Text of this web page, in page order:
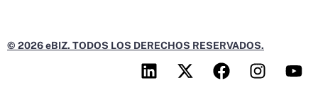
© 2026 eBIZ. TODOS LOS DERECHOS RESERVADOS.
L
i
X
-
F
a
I
n
Y
o